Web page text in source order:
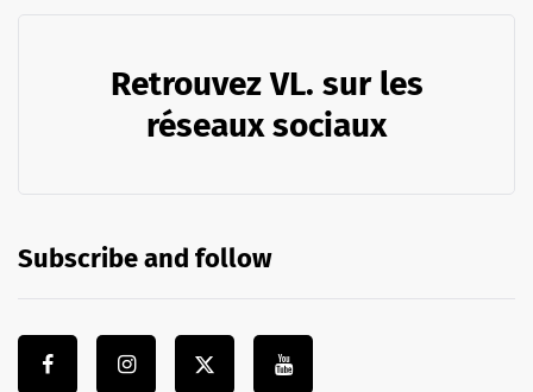
Retrouvez VL. sur les
réseaux sociaux
Subscribe and follow